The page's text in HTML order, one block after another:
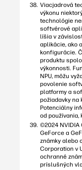
Viacjadrová
výkonu
technológie
softvérové
líšia v
aplikácie, ako
konfigurácie.
produktu
výkonnosti.
NPU, môžu
povolenie
platformy a
požiadavky na
Potenciálny
od
©2024 NVIDIA
GeForce a
známky alebo
Corporation v
ochranné
príslušných